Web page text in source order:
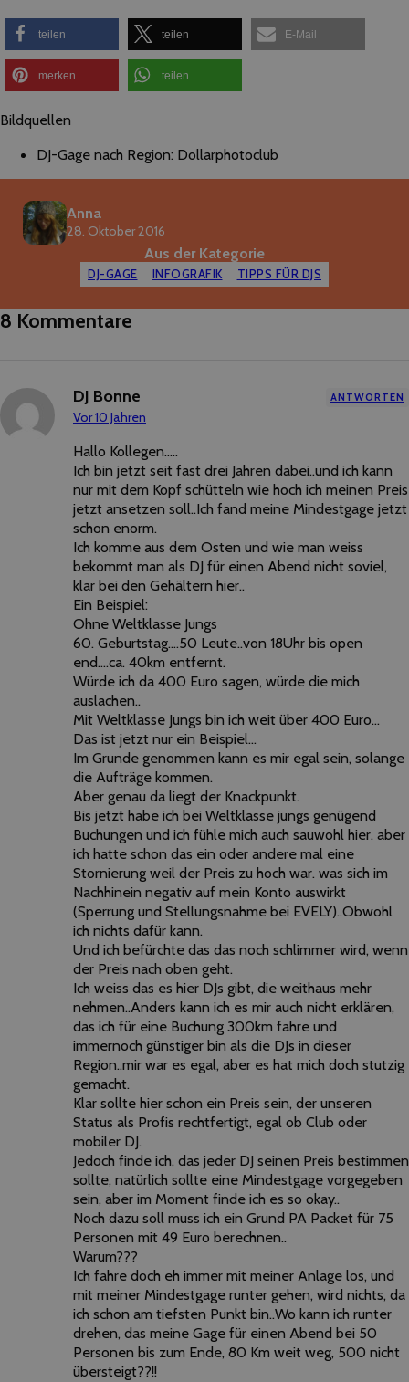
teilen teilen E-Mail
merken teilen
Bildquellen
DJ-Gage nach Region: Dollarphotoclub
Anna
28. Oktober 2016
Aus der Kategorie
DJ-GAGE INFOGRAFIK TIPPS FÜR DJS
8 Kommentare
DJ Bonne
Vor 10 Jahren
ANTWORTEN
Hallo Kollegen…..
Ich bin jetzt seit fast drei Jahren dabei..und ich kann
nur mit dem Kopf schütteln wie hoch ich meinen Preis
jetzt ansetzen soll..Ich fand meine Mindestgage jetzt
schon enorm.
Ich komme aus dem Osten und wie man weiss
bekommt man als DJ für einen Abend nicht soviel,
klar bei den Gehältern hier..
Ein Beispiel:
Ohne Weltklasse Jungs
60. Geburtstag….50 Leute..von 18Uhr bis open
end….ca. 40km entfernt.
Würde ich da 400 Euro sagen, würde die mich
auslachen..
Mit Weltklasse Jungs bin ich weit über 400 Euro…
Das ist jetzt nur ein Beispiel…
Im Grunde genommen kann es mir egal sein, solange
die Aufträge kommen.
Aber genau da liegt der Knackpunkt.
Bis jetzt habe ich bei Weltklasse jungs genügend
Buchungen und ich fühle mich auch sauwohl hier. aber
ich hatte schon das ein oder andere mal eine
Stornierung weil der Preis zu hoch war. was sich im
Nachhinein negativ auf mein Konto auswirkt
(Sperrung und Stellungsnahme bei EVELY)..Obwohl
ich nichts dafür kann.
Und ich befürchte das das noch schlimmer wird, wenn
der Preis nach oben geht.
Ich weiss das es hier DJs gibt, die weithaus mehr
nehmen..Anders kann ich es mir auch nicht erklären,
das ich für eine Buchung 300km fahre und
immernoch günstiger bin als die DJs in dieser
Region..mir war es egal, aber es hat mich doch stutzig
gemacht.
Klar sollte hier schon ein Preis sein, der unseren
Status als Profis rechtfertigt, egal ob Club oder
mobiler DJ.
Jedoch finde ich, das jeder DJ seinen Preis bestimmen
sollte, natürlich sollte eine Mindestgage vorgegeben
sein, aber im Moment finde ich es so okay..
Noch dazu soll muss ich ein Grund PA Packet für 75
Personen mit 49 Euro berechnen..
Warum???
Ich fahre doch eh immer mit meiner Anlage los, und
mit meiner Mindestgage runter gehen, wird nichts, da
ich schon am tiefsten Punkt bin..Wo kann ich runter
drehen, das meine Gage für einen Abend bei 50
Personen bis zum Ende, 80 Km weit weg, 500 nicht
übersteigt??!!